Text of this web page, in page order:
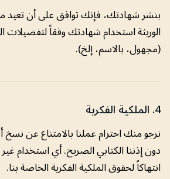
بنشر شهادتك، فإنك توافق على أن تعيد
الوريثة استخدام شهادتك وفقاً
(مجهول، بالاسم، إلخ).
4. الملكية الفكرية
نرجو منك احترام عملنا بالامتناع عن نسخ
دون إذننا الكتابي الصريح. أي استخدام
انتهاكاً لحقوق الملكية الفكرية الخاصة بنا.